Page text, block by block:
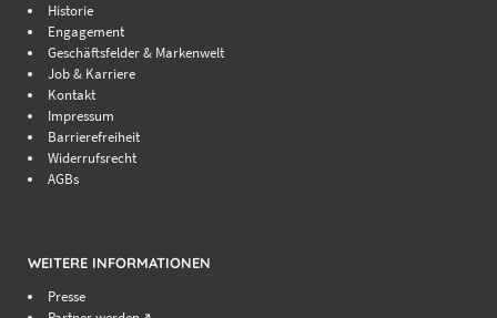
Historie
Engagement
Geschäftsfelder & Markenwelt
Job & Karriere
Kontakt
Impressum
Barrierefreiheit
Widerrufsrecht
AGBs
WEITERE INFORMATIONEN
Presse